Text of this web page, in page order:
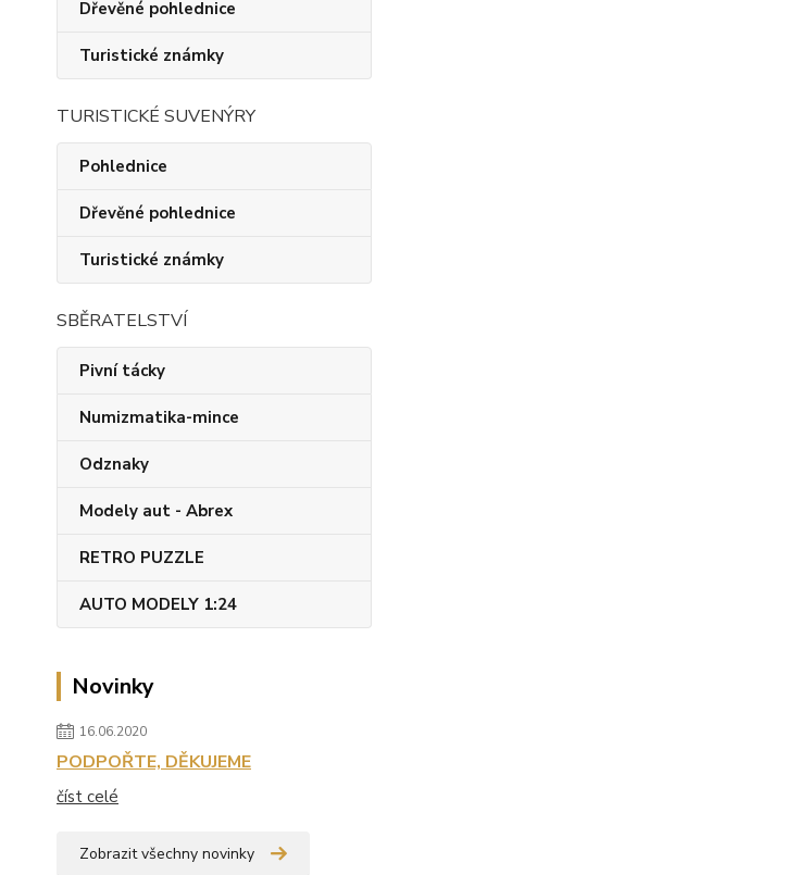
Dřevěné pohlednice
Turistické známky
TURISTICKÉ SUVENÝRY
Pohlednice
Dřevěné pohlednice
Turistické známky
SBĚRATELSTVÍ
Pivní tácky
Numizmatika-mince
Odznaky
Modely aut - Abrex
RETRO PUZZLE
AUTO MODELY 1:24
Novinky
16.06.2020
PODPOŘTE, DĚKUJEME
číst celé
Zobrazit všechny novinky